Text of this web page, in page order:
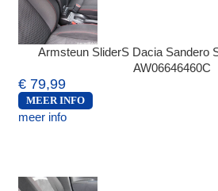
Armsteun SliderS Dacia Sandero
AW06646460C
€ 79,99
MEER INFO
meer info